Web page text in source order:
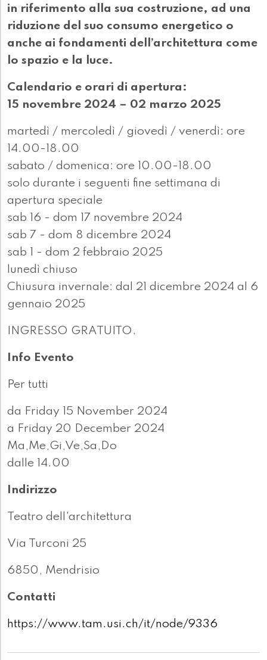
in riferimento alla sua costruzione, ad una
riduzione del suo consumo energetico o
anche ai fondamenti dell’architettura come
lo spazio e la luce.
Calendario e orari di apertura:
15 novembre 2024 – 02 marzo 2025
martedì / mercoledì / giovedì / venerdì: ore
14.00-18.00
sabato / domenica: ore 10.00-18.00
solo durante i seguenti fine settimana di
apertura speciale
sab 16 - dom 17 novembre 2024
sab 7 - dom 8 dicembre 2024
sab 1 - dom 2 febbraio 2025
lunedì chiuso
Chiusura invernale: dal 21 dicembre 2024 al 6
gennaio 2025
INGRESSO GRATUITO.
Info Evento
Per tutti
da Friday 15 November 2024
a Friday 20 December 2024
Ma,Me,Gi,Ve,Sa,Do
dalle 14.00
Indirizzo
Teatro dell'architettura
Via Turconi 25
6850, Mendrisio
Contatti
https://www.tam.usi.ch/it/node/9336